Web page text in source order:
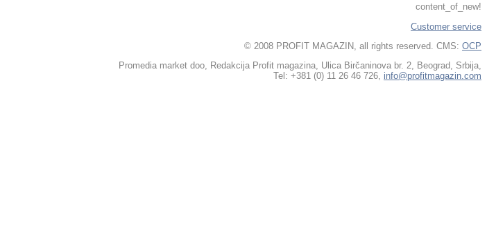
content_of_new!
Customer service
© 2008 PROFIT MAGAZIN, all rights reserved. CMS: OCP
Promedia market doo, Redakcija Profit magazina, Ulica Birčaninova br. 2, Beograd, Srbija,
Tel: +381 (0) 11 26 46 726, info@profitmagazin.com